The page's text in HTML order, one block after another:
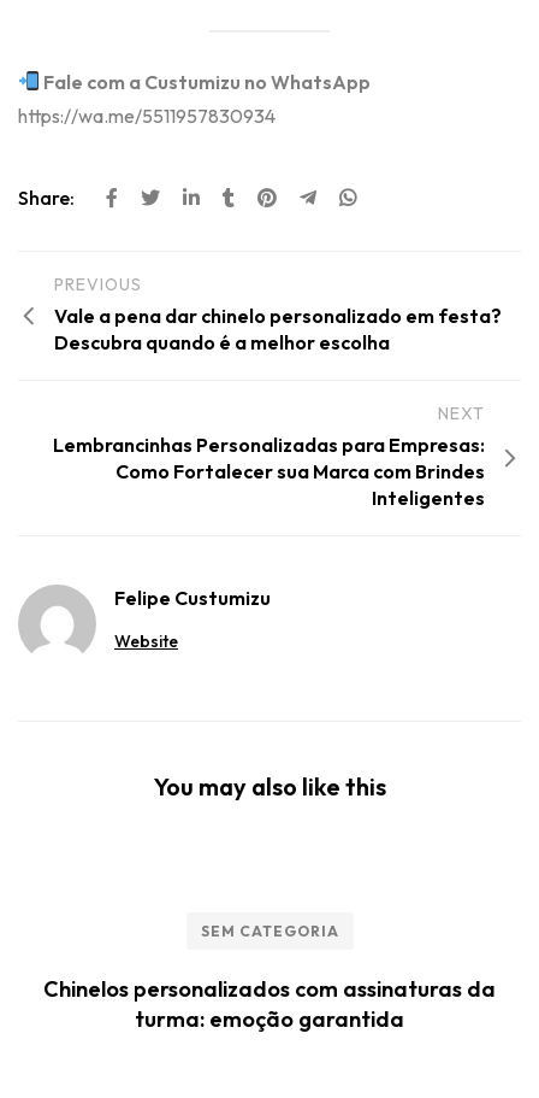
Fale com a Custumizu no WhatsApp
https://wa.me/5511957830934
Share:
PREVIOUS
Vale a pena dar chinelo personalizado em festa?
Descubra quando é a melhor escolha
NEXT
Lembrancinhas Personalizadas para Empresas:
Como Fortalecer sua Marca com Brindes
Inteligentes
Felipe Custumizu
Website
You may also like this
SEM CATEGORIA
Chinelos personalizados com assinaturas da
turma: emoção garantida